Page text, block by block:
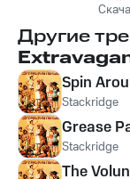
Другие
Spin
Stackridge
Grease
Stackridge
The